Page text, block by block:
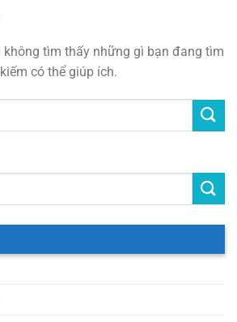
không tìm thấy những gì bạn đang tìm
có thể giúp ích.